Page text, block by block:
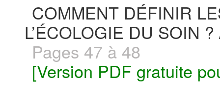
COMMENT DÉFINIR
L’ÉCOLOGIE DU SOIN ?
Pages 47 à 48
[Version PDF gratuite